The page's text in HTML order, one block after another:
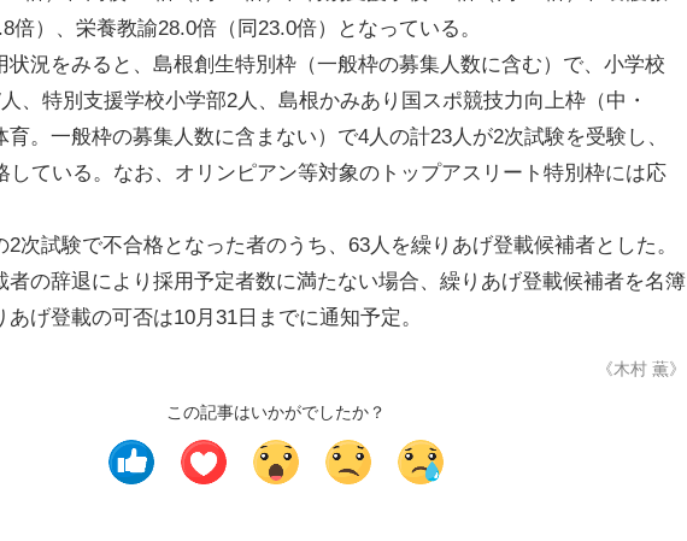
倍）、栄養教諭28.0倍（同23.0倍）となっている。
況をみると、島根創生特別枠（一般枠の募集人数に含む）で、小学校
、特別支援学校小学部2人、島根かみあり国スポ競技力向上枠（中・
育。一般枠の募集人数に含まない）で4人の計23人が2次試験を受験し、
している。なお、オリンピアン等対象のトップアスリート特別枠には応
次試験で不合格となった者のうち、63人を繰りあげ登載候補者とした。
者の辞退により採用予定者数に満たない場合、繰りあげ登載候補者を名簿
げ登載の可否は10月31日までに通知予定。
《木村 薫》
この記事はいかがでしたか？